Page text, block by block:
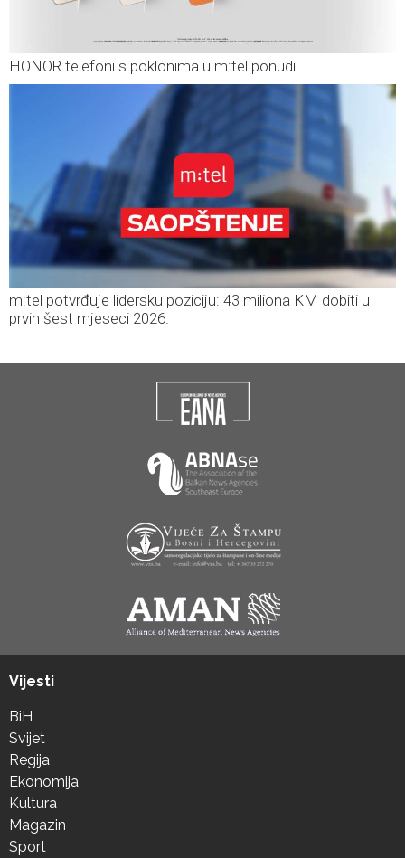
HONOR telefoni s poklonima u m:tel ponudi
m:tel potvrđuje lidersku poziciju: 43 miliona KM dobiti u
prvih šest mjeseci 2026.
Vijesti
BiH
Svijet
Regija
Ekonomija
Kultura
Magazin
Sport